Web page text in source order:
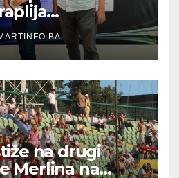
prezentaciji
na drugi
Merlina na